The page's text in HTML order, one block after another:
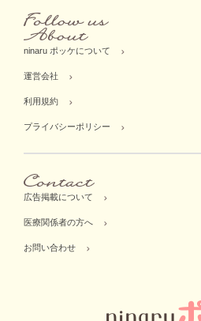
ninaru ポッケについて
運営会社
利用規約
プライバシーポリシー
広告掲載について
医療関係者の方へ
お問い合わせ